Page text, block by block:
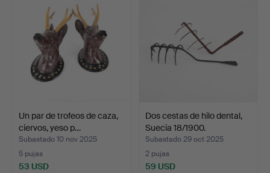
Un par de trofeos de caza,
ciervos, yeso p…
Subastado 10 nov 2025
5 pujas
53 USD
Dos cestas de hilo dental,
Suecia 18/1900.
Subastado 29 oct 2025
2 pujas
59 USD